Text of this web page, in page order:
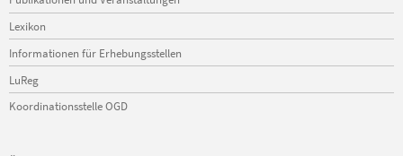
Lexikon
Informationen für Erhebungsstellen
LuReg
Koordinationsstelle OGD